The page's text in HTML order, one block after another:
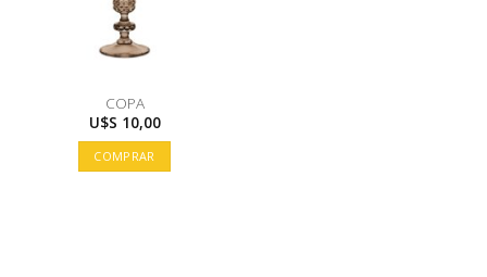
COPA
U$S 10,00
COMPRAR